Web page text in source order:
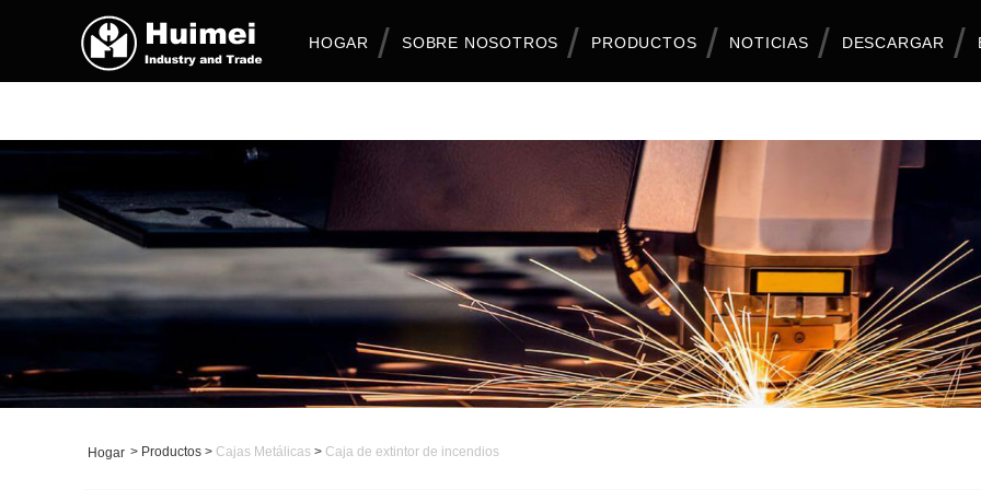
HOGAR SOBRE NOSOTROS PRODUCTOS NOTICIAS DESCARGAR
Hogar > Productos > Cajas Metálicas > Caja de extintor de incendios